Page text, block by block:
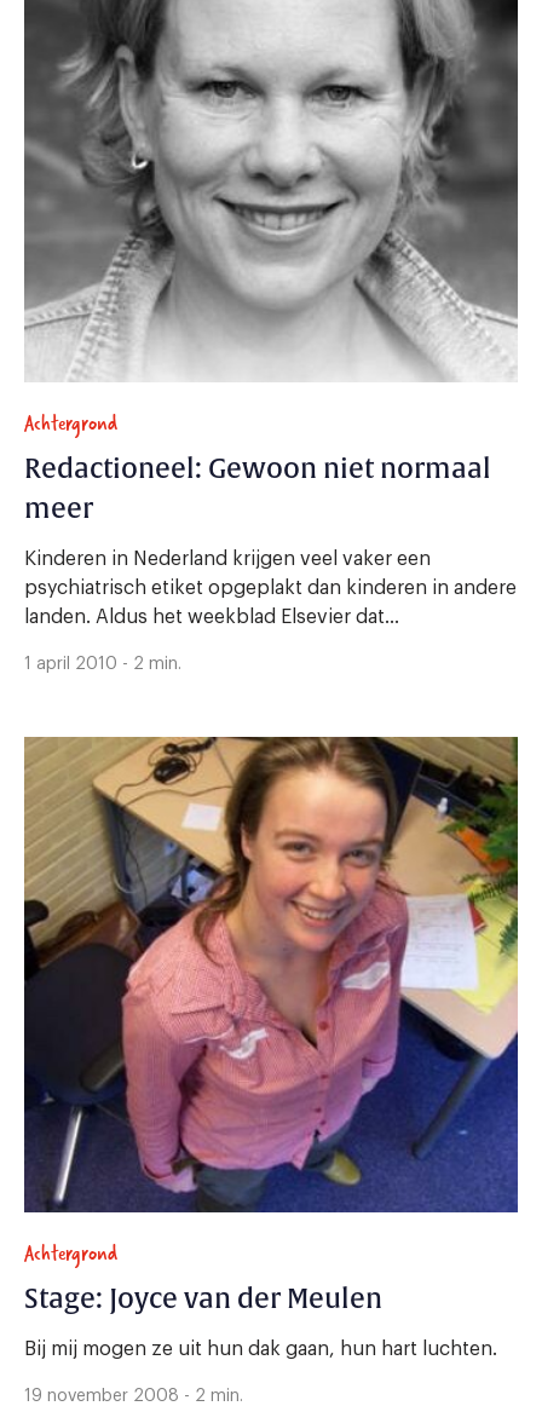
Achtergrond
Redactioneel: Gewoon niet normaal
meer
Kinderen in Nederland krijgen veel vaker een
psychiatrisch etiket opgeplakt dan kinderen in andere
landen. Aldus het weekblad Elsevier dat...
1 april 2010 - 2 min.
Achtergrond
Stage: Joyce van der Meulen
Bij mij mogen ze uit hun dak gaan, hun hart luchten.
19 november 2008 - 2 min.